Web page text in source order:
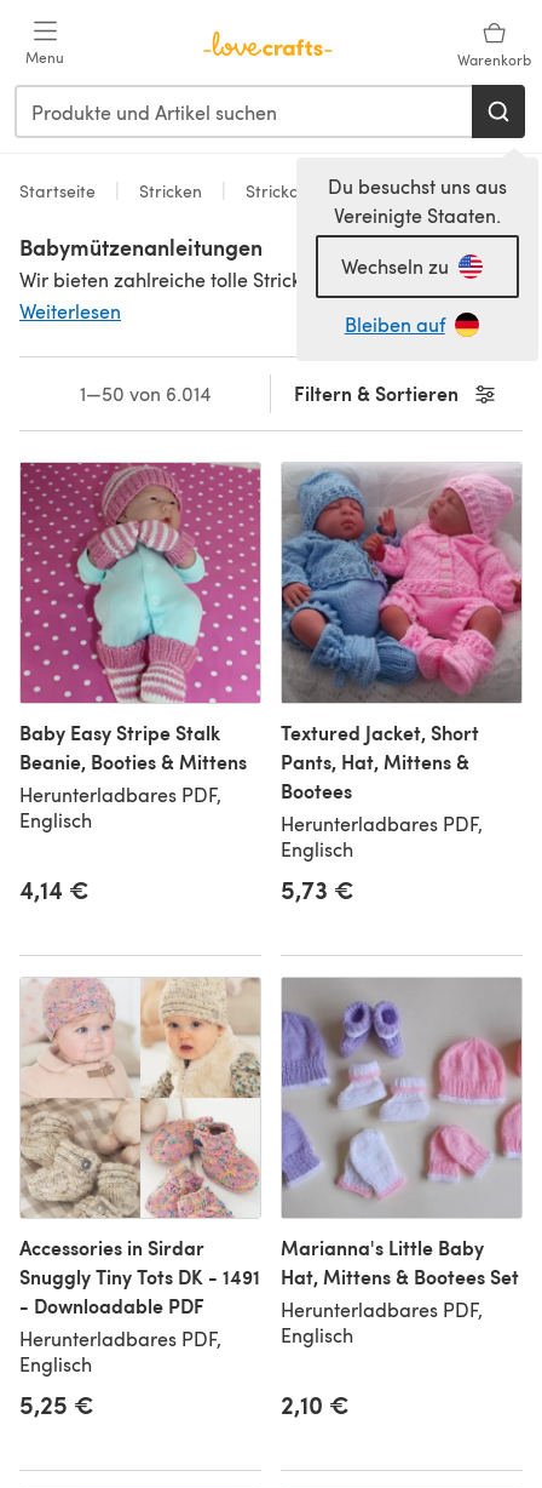
Menu Warenkorb
Du besuchst uns aus
Vereinigte Staaten.
Wechseln zu
Bleiben auf
Startseite Stricken Strickanleitungen
Babymützenanleitungen
Weiterlesen
Filtern & Sortieren
1—50 von 6.014
Baby Easy Stripe Stalk
Beanie, Booties & Mittens
Herunterladbares PDF,
Englisch
4,14 €
Textured Jacket, Short
Pants, Hat, Mittens &
Bootees
Herunterladbares PDF,
Englisch
5,73 €
Accessories in Sirdar
Snuggly Tiny Tots DK - 1491
- Downloadable PDF
Herunterladbares PDF,
Englisch
5,25 €
Marianna's Little Baby
Hat, Mittens & Bootees Set
Herunterladbares PDF,
Englisch
2,10 €